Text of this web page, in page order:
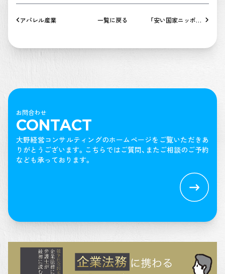
アパレル産業 一覧に戻る
「安い国家ニッポ
お問合わせ
CONTACT
大野経営コンサルティングのホームページをご覧いただきあ
りがとうございます。 こちらではご質問、またご相談のご予約
なども承っております。